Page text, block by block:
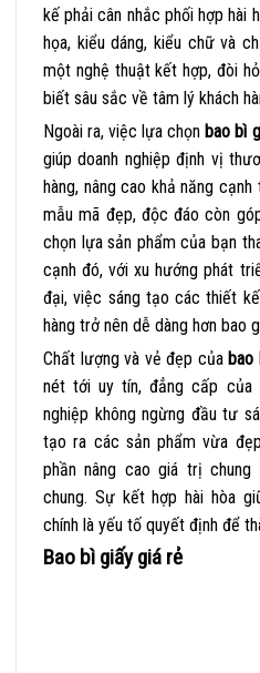
kế phải cân nhắc phối hợp hài
họa, kiểu dáng, kiểu chữ và
một nghệ thuật kết hợp, đòi
biết sâu sắc về tâm lý khách
Ngoài ra, việc lựa chọnbao bì
giúp doanh nghiệp định vị
hàng, nâng cao khả năng
mẫu mã đẹp, độc đáo còn
chọn lựa sản phẩm của bạn
cạnh đó, với xu hướng phát
đại, việc sáng tạo các thiết
hàng trở nên dễ dàng hơn bao
Chất lượng và vẻ đẹp củabao
nét tới uy tín, đẳng cấp của
nghiệp không ngừng đầu tư
tạo ra các sản phẩm vừa
phần nâng cao giá trị
chung. Sự kết hợp hài hòa
chính là yếu tố quyết định để
Bao bì giấy giá rẻ